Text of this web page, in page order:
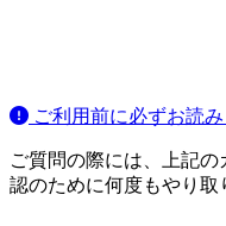
ご利用前に必ずお読
ご質問の際には、上記
認のために何度もやり取